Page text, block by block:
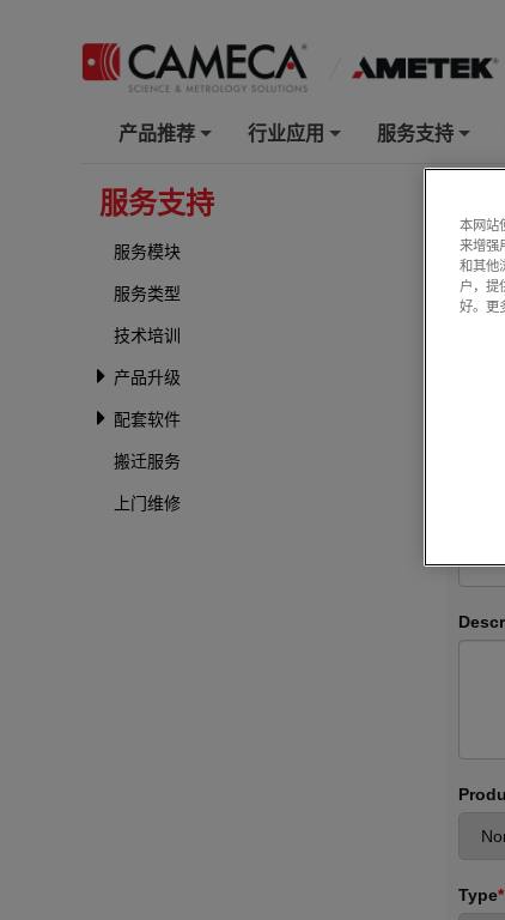
产品推荐 行业应用 服务支持
服务支持
服务模块
服务类型
技术培训
产品升级
配套软件
搬迁服务
上门维修
Type*
本网站
来增强
和其他
户，提
好。更